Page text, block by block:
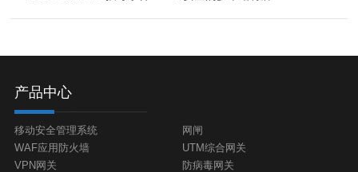
产品中心
移动安全管理系统
网闸
WAF应用防火墙
UTM综合网关
VPN网关
防病毒网关